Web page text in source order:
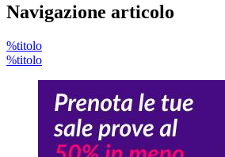
Navigazione articolo
%titolo
%titolo